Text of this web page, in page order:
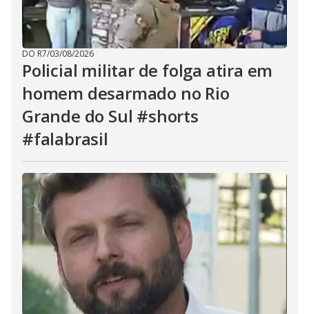
DO R7/03/08/2026
Policial militar de folga atira em
homem desarmado no Rio
Grande do Sul #shorts
#falabrasil